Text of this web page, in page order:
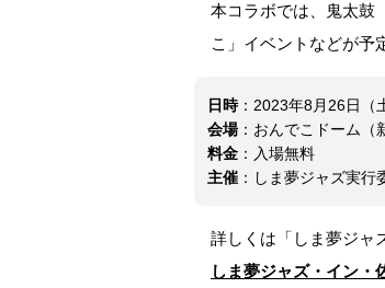
本コラボでは、鬼太鼓
こ」イベントなどが予
日時：2023年8月26日（
会場：おんでこドーム（
料金 ：入場無料
主催 ：しま夢ジャズ実行
詳しくは「しま夢ジャ
しま夢ジャズ・イン・